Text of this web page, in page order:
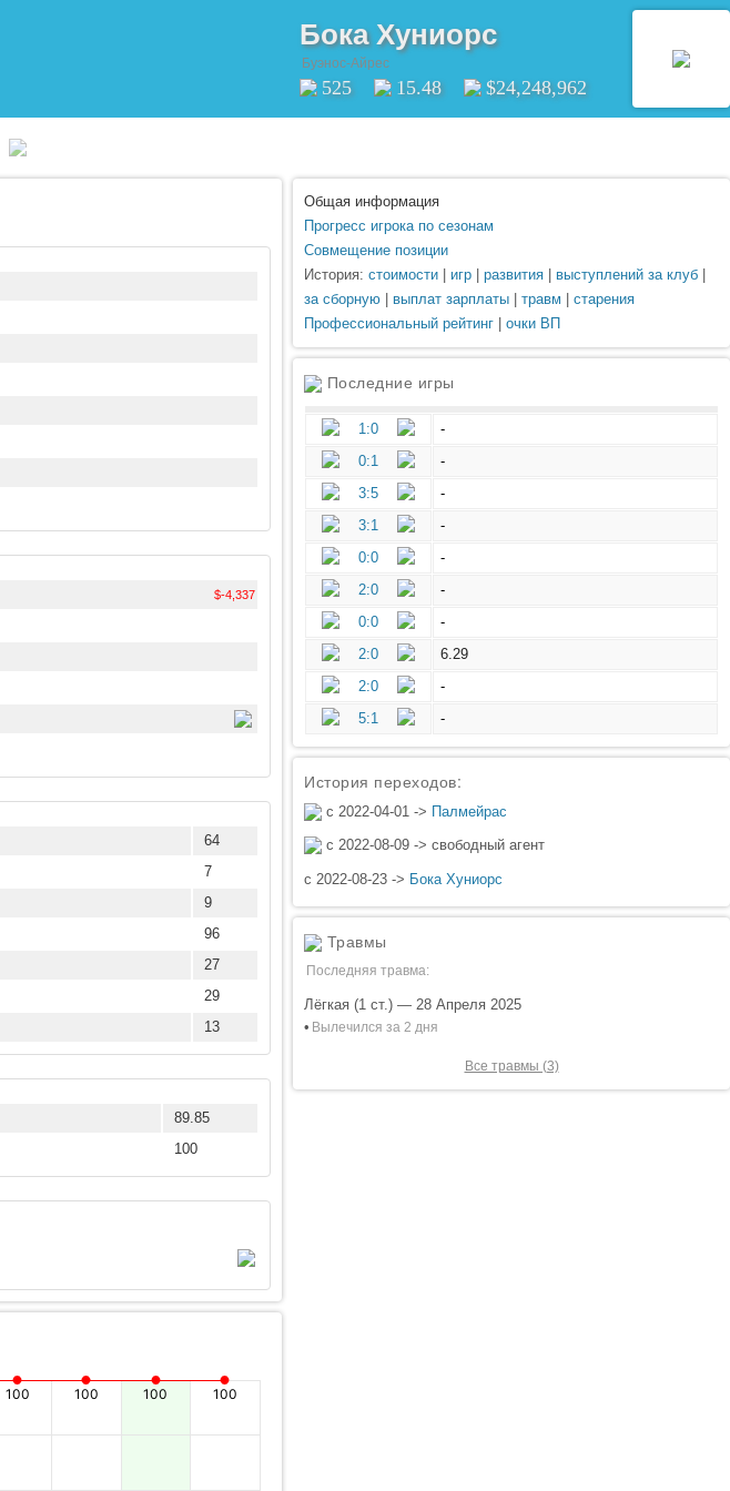
Бока Хуниорс
Буэнос-Айрес
525 15.48 $24,248,962
$-4,337
64
7
9
96
27
29
13
89.85
100
100 100 100 100
Общая информация
Прогресс игрока по сезонам
Совмещение позиции
История: стоимости игр развития выступлений за клуб
за сборную
выплат зарплаты травм
старения
Профессиональный рейтинг
очки ВП
Последние игры
1:0
-
0:1
-
3:5
-
3:1
-
0:0
-
2:0
-
0:0
-
2:0
6.29
2:0
-
5:1
-
История переходов:
с 2022-04-01 -> Палмейрас
с 2022-08-09 -> свободный агент
с 2022-08-23 -> Бока Хуниорс
Травмы
Последняя травма:
Лёгкая (1 ст.) — 28 Апреля 2025
• Вылечился за 2 дня
Все травмы (3)